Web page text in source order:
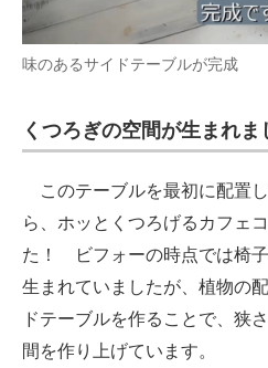
味のあるサイドテーブルが完成
くつろぎの空間が生まれま
このテーブルを最初に配置
ら、ホッとくつろげるカフェ
た！ ビフォーの時点では椅
生まれていましたが、植物の
ドテーブルを作ることで、狭
間を作り上げています。